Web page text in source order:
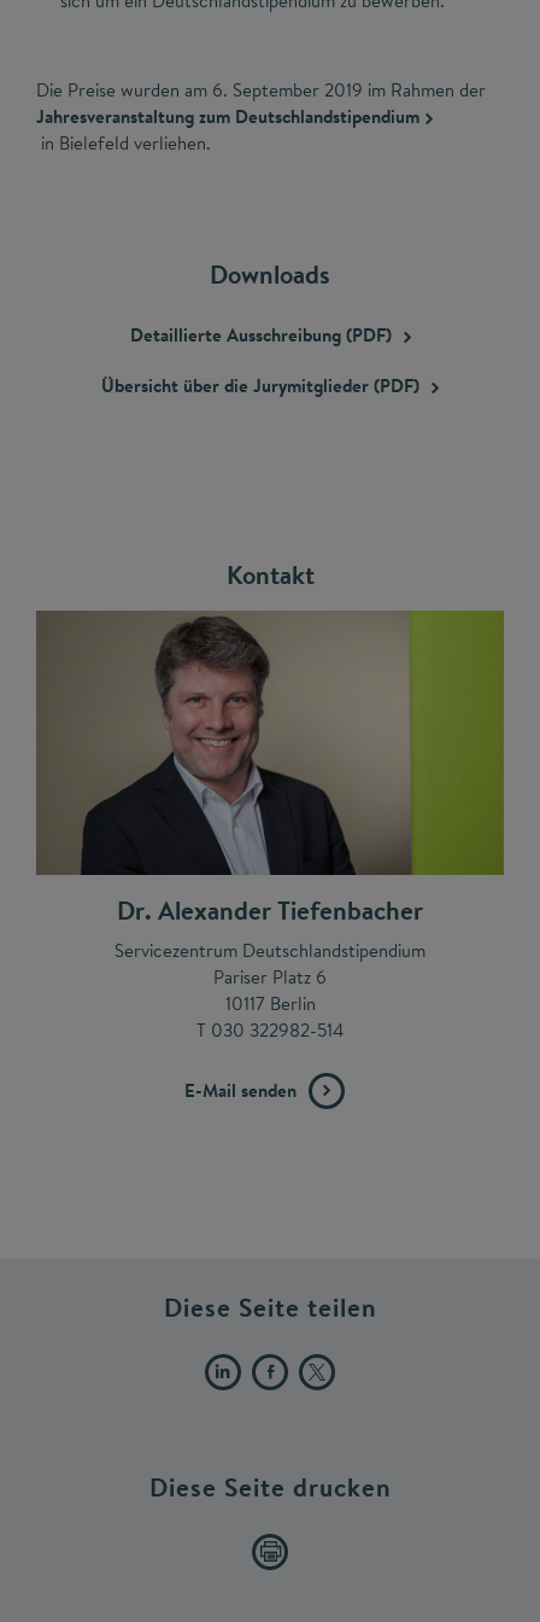
Die Preise wurden am 6. September 2019 im Rahmen der
Jahresveranstaltung zum Deutschlandstipendium
in Bielefeld verliehen.
Downloads
Detaillierte Ausschreibung(PDF)
Übersicht über die Jurymitglieder(PDF)
Kontakt
Dr. Alexander Tiefenbacher
Servicezentrum Deutschlandstipendium
Pariser Platz 6
10117 Berlin
T 030 322982-514
E-Mail senden
Diese Seite teilen
Diese Seite drucken